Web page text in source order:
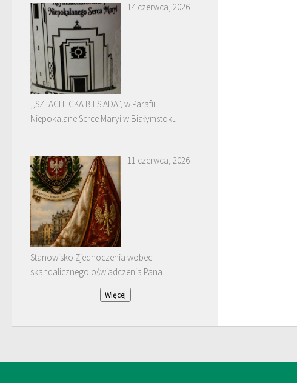
14 czerwca, 2026
,,SZLACHECKA BIESIADA”, w Parafii
Niepokalane Serce Maryi w Białymstoku
11 czerwca, 2026
Stanowisko Zjednoczenia wobec
skandalicznego oświadczenia Pana
Januarego Bątkiewicza
Więcej